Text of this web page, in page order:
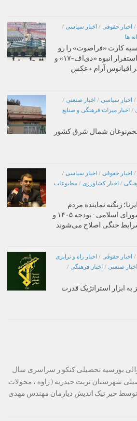
/ اخبار حقوقی / اخبار سیاسی /
ها
کارت «فراصوت» را رو
کرد/ وحشت در پنتاگون؛ استقرار انبوه «دی‌اف‑۱۷» و
در اقیانوس آرام +عکس
/ اخبار سیاسی / اخبار صنعتی /
/ اخبار میراث فرهنگی و صنایع
تخم‌نوغان شمال شرق کشور
/ اخبار حقوقی / اخبار سیاسی /
/ اخبار کشاورزی / مطبوعات
زنگنه نماینده مردم
تربت حیدریه در مجلس شورای اسلامی : بودجه ۱۴۰۵ و
جنگی اصلاح می‌شوند
/ اخبار حقوقی / اخبار راه و ترابری
اخبار صنعتی / اخبار فرهنگی /
ابزار استراتژیک قدرت
بورسیه تحصیلی کنکو ر سراسری سال
شهرستان تربت حیدریه ( زاوه ، محولات
توسط خیر نیک اندیش دیارمان مهندس مهدی